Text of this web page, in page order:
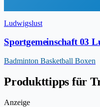
Ludwigslust
Sportgemeinschaft 03
Badminton Basketball Boxen
Produkttipps für
Anzeige